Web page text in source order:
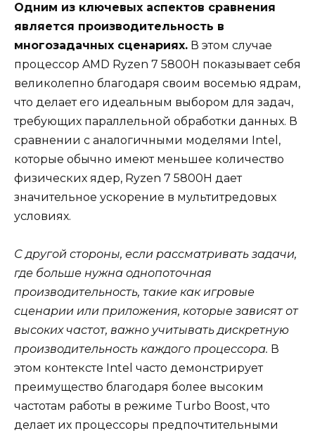
Одним из ключевых аспектов сравнения
является производительность в
многозадачных сценариях. В этом случае
процессор AMD Ryzen 7 5800H показывает себя
великолепно благодаря своим восемью ядрам,
что делает его идеальным выбором для задач,
требующих параллельной обработки данных. В
сравнении с аналогичными моделями Intel,
которые обычно имеют меньшее количество
физических ядер, Ryzen 7 5800H дает
значительное ускорение в мультитредовых
условиях.
С другой стороны, если рассматривать задачи,
где больше нужна однопоточная
производительность, такие как игровые
сценарии или приложения, которые зависят от
высоких частот, важно учитывать дискретную
производительность каждого процессора. В
этом контексте Intel часто демонстрирует
преимущество благодаря более высоким
частотам работы в режиме Turbo Boost, что
делает их процессоры предпочтительными